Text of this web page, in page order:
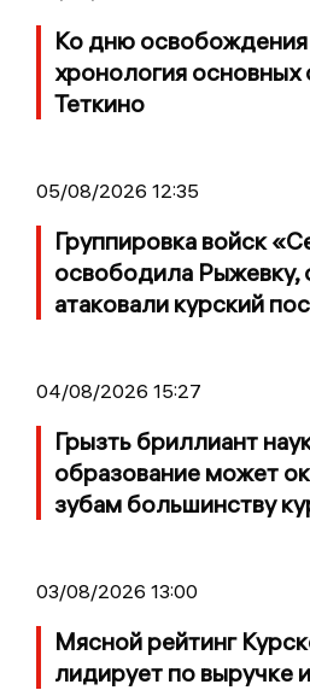
Ко дню
хронология основных
Теткино
05/08/2026 12:35
Группировка войск
освободила Рыжевку,
атаковали курский
04/08/2026 15:27
Грызть бриллиант
образование может
зубам большинству
03/08/2026 13:00
Мясной рейтинг
лидирует по выручке